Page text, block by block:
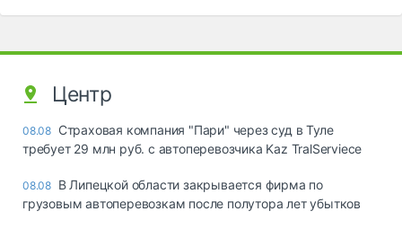
Центр
08.08 Страховая компания "Пари" через суд в Туле
требует 29 млн руб. с автоперевозчика Kaz TralServiece
08.08 В Липецкой области закрывается фирма по
грузовым автоперевозкам после полутора лет убытков